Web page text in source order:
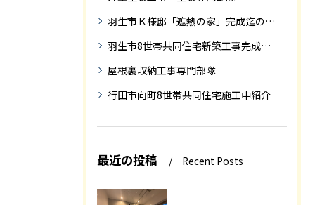
羽生市Ｋ様邸「遮熱の家」完成迄の紹介です
羽生市8世帯共同住宅新築工事完成迄の紹介
屋根裏収納工事専門部隊
行田市向町8世帯共同住宅施工中紹介
最近の投稿 Recent Posts